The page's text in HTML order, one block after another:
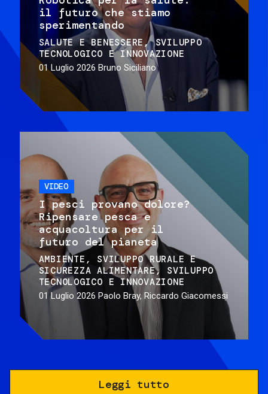
il futuro che stiamo
sperimentando
SALUTE E BENESSERE
SVILUPPO
TECNOLOGICO E INNOVAZIONE
01 Luglio 2026 Bruno Siciliano
VIDEO
I pesci provano dolore?
Ripensare pesca e
acquacoltura per il
futuro del pianeta
AMBIENTE
SVILUPPO RURALE E
SICUREZZA ALIMENTARE
SVILUPPO
TECNOLOGICO E INNOVAZIONE
01 Luglio 2026 Paolo Bray, Riccardo Giacomessi
Leggi tutto